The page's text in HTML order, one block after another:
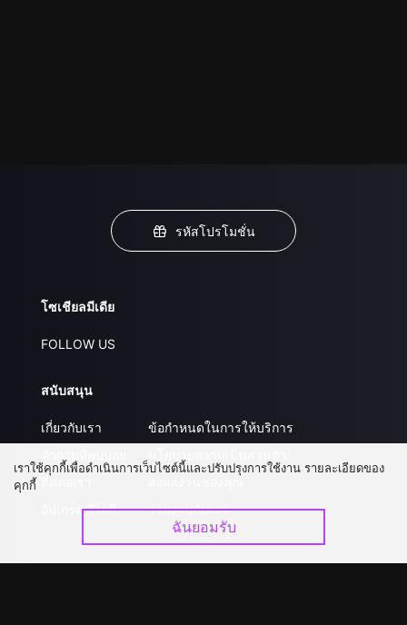
รหัสโปรโมชั่น
โซเชียลมีเดีย
FOLLOW US
สนับสนุน
เกี่ยวกับเรา
อัปเกรด วีไอพี
ข้อกำหนดในการให้บริการ
ร่วมงานกับเรา
เราใช้คุกกี้เพื่อดำเนินการเว็บไซต์นี้และปรับปรุงการใช้งาน รายละเอียดของ
คุกกี้
ฉันยอมรับ